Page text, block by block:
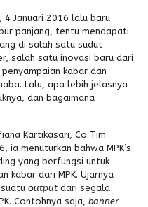
4 Januari 2016 lalu baru
panjang, tentu mendapati
di salah satu sudut
salah satu inovasi baru dari
kabar dan
Lalu, apa lebih jelasnya
dan bagaimana
Kartikasari, Co Tim
ia menuturkan bahwa MPK’s
yang berfungsi untuk
kabar dari MPK. Ujarnya
suatu output dari segala
Contohnya saja, banner